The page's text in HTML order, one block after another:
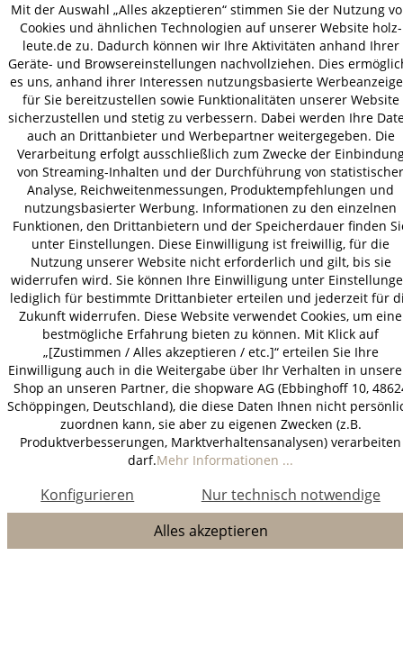
VERSAND
AGB Datenschutz
Impressum
© 2026 HOLZ-LEUTE
* Alle Preise inkl. gesetzl. Mehrwertsteuer zzgl.
Versandkosten
Mit der Auswahl „Alles akzeptieren“ stimmen Sie der Nutzung
Cookies und ähnlichen Technologien auf unserer Website holz-
leute.de zu. Dadurch können wir Ihre Aktivitäten anhand Ihrer
Geräte- und Browsereinstellungen nachvollziehen. Dies
es uns, anhand ihrer Interessen nutzungsbasierte
für Sie bereitzustellen sowie Funktionalitäten unserer Website
sicherzustellen und stetig zu verbessern. Dabei werden Ihre
auch an Drittanbieter und Werbepartner weitergegeben. Die
Verarbeitung erfolgt ausschließlich zum Zwecke der
von Streaming-Inhalten und der Durchführung von statistischer
Analyse, Reichweitenmessungen, Produktempfehlungen und
nutzungsbasierter Werbung. Informationen zu den einzelnen
Funktionen, den Drittanbietern und der Speicherdauer finden
unter Einstellungen. Diese Einwilligung ist freiwillig, für die
Nutzung unserer Website nicht erforderlich und gilt, bis sie
widerrufen wird. Sie können Ihre Einwilligung unter
lediglich für bestimmte Drittanbieter erteilen und jederzeit für
Zukunft widerrufen. Diese Website verwendet Cookies, um eine
bestmögliche Erfahrung bieten zu können. Mit Klick auf
„[Zustimmen / Alles akzeptieren / etc.]“ erteilen Sie Ihre
Einwilligung auch in die Weitergabe über Ihr Verhalten in
Shop an unseren Partner, die shopware AG (Ebbinghoff 10,
Schöppingen, Deutschland), die diese Daten Ihnen nicht
zuordnen kann, sie aber zu eigenen Zwecken (z.B.
Produktverbesserungen, Marktverhaltensanalysen) verarbeiten
darf.Mehr Informationen ...
Nur technisch notwendige
Konfigurieren
Alles akzeptieren